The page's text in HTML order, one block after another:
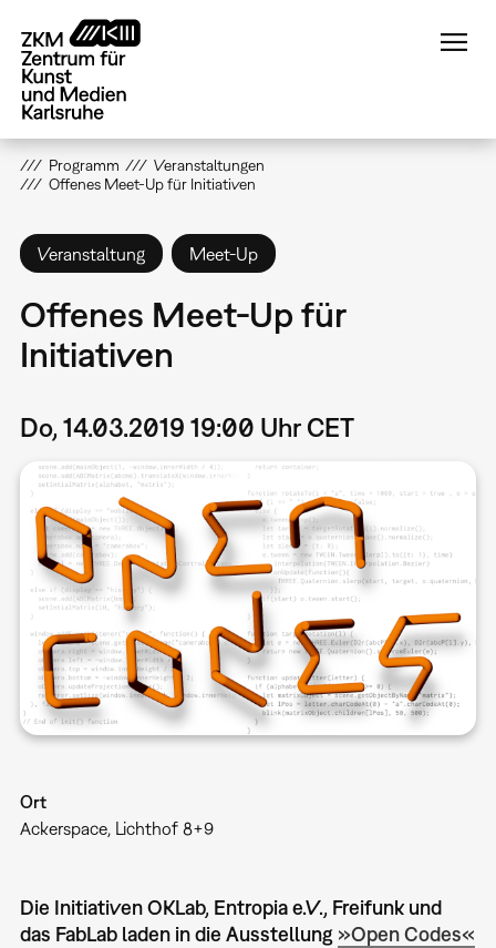
zum
Inhalt
Programm
Veranstaltungen
Offenes Meet-Up für Initiativen
Veranstaltung Meet-Up
Offenes Meet-Up für
Initiativen
Do, 14.03.2019 19:00 Uhr CET
Ort
Ackerspace, Lichthof 8+9
Die Initiativen OKLab, Entropia e.V., Freifunk und
das FabLab laden in die Ausstellung »Open Codes«